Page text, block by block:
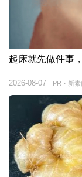
起床就先做件事
PR・新素
2026-08-07